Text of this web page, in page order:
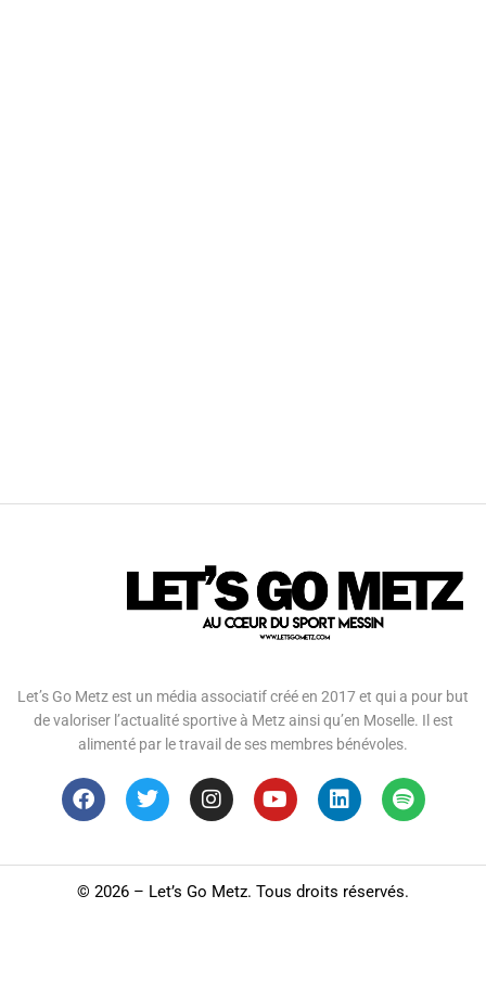
Let’s Go Metz est un média associatif créé en 2017 et qui a pour but
de valoriser l’actualité sportive à Metz ainsi qu’en Moselle. Il est
alimenté par le travail de ses membres bénévoles.
© 2026 – Let’s Go Metz. Tous droits réservés.